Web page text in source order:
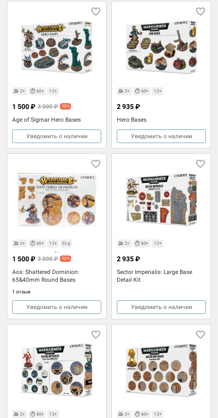
2+ 60+ 12+
Age of Sigmar Hero Bases
1 500 ₽ 3 000 ₽ -50%
Уведомить о наличии
2+ 60+ 12+
Hero Bases
2 935 ₽
Уведомить о наличии
2+ 60+ 12+ Eng
Aos: Shattered Dominion:
65&40mm Round Bases
1 отзыв
1 500 ₽ 3 000 ₽ -50%
Уведомить о наличии
2+ 60+ 12+
Sector Imperialis: Large Base
Detail Kit
2 935 ₽
Уведомить о наличии
2+ 60+ 12+ 2+ 60+ 12+